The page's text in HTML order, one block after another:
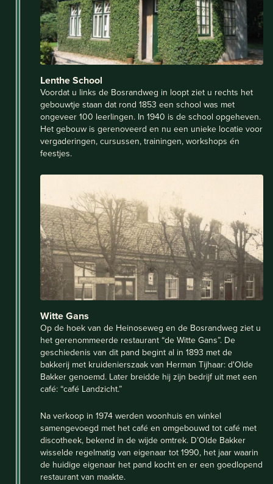
Lenthe School
Voordat u links de Bosrandweg in loopt ziet u rechts het
gebouwtje staan dat rond 1853 een school was met
ongeveer 100 leerlingen. In 1940 is de school opgeheven.
Het gebouw is gerenoveerd en nu een unieke locatie voor
vergaderingen, cursussen, trainingen, workshops én
feestjes.
Witte Gans
Op de hoek van de Heinoseweg en de Bosrandweg ziet u
het gerenommeerde restaurant “de Witte Gans”. De
geschiedenis van dit pand begint al in 1893 met de
bakkerij met kruidenierszaak van Herman Tijhaar: d'Olde
Bakker genoemd. Later breidde hij zijn bedrijf uit met een
café: “café Landzicht.”
Na verkoop in 1974 werden woonhuis en winkel
samengevoegd met het café en omgebouwd tot café met
discotheek, bekend in de wijde omtrek. D’Olde Bakker
wisselde regelmatig van eigenaar tot 1990, het jaar waarin
de huidige eigenaar het pand kocht en er een goedlopend
restaurant van maakte.